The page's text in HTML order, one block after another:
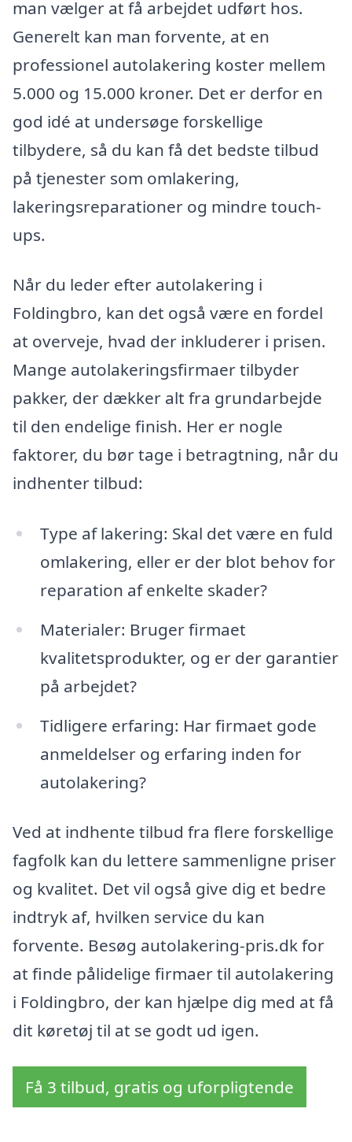
man vælger at få arbejdet udført hos.
Generelt kan man forvente, at en
professionel autolakering koster mellem
5.000 og 15.000 kroner. Det er derfor en
god idé at undersøge forskellige
tilbydere, så du kan få det bedste tilbud
på tjenester som omlakering,
lakeringsreparationer og mindre touch-
ups.
Når du leder efter autolakering i
Foldingbro, kan det også være en fordel
at overveje, hvad der inkluderer i prisen.
Mange autolakeringsfirmaer tilbyder
pakker, der dækker alt fra grundarbejde
til den endelige finish. Her er nogle
faktorer, du bør tage i betragtning, når du
indhenter tilbud:
Type af lakering: Skal det være en fuld
omlakering, eller er der blot behov for
reparation af enkelte skader?
Materialer: Bruger firmaet
kvalitetsprodukter, og er der garantier
på arbejdet?
Tidligere erfaring: Har firmaet gode
anmeldelser og erfaring inden for
autolakering?
Ved at indhente tilbud fra flere forskellige
fagfolk kan du lettere sammenligne priser
og kvalitet. Det vil også give dig et bedre
indtryk af, hvilken service du kan
forvente. Besøg autolakering-pris.dk for
at finde pålidelige firmaer til autolakering
i Foldingbro, der kan hjælpe dig med at få
dit køretøj til at se godt ud igen.
Få 3 tilbud, gratis og uforpligtende